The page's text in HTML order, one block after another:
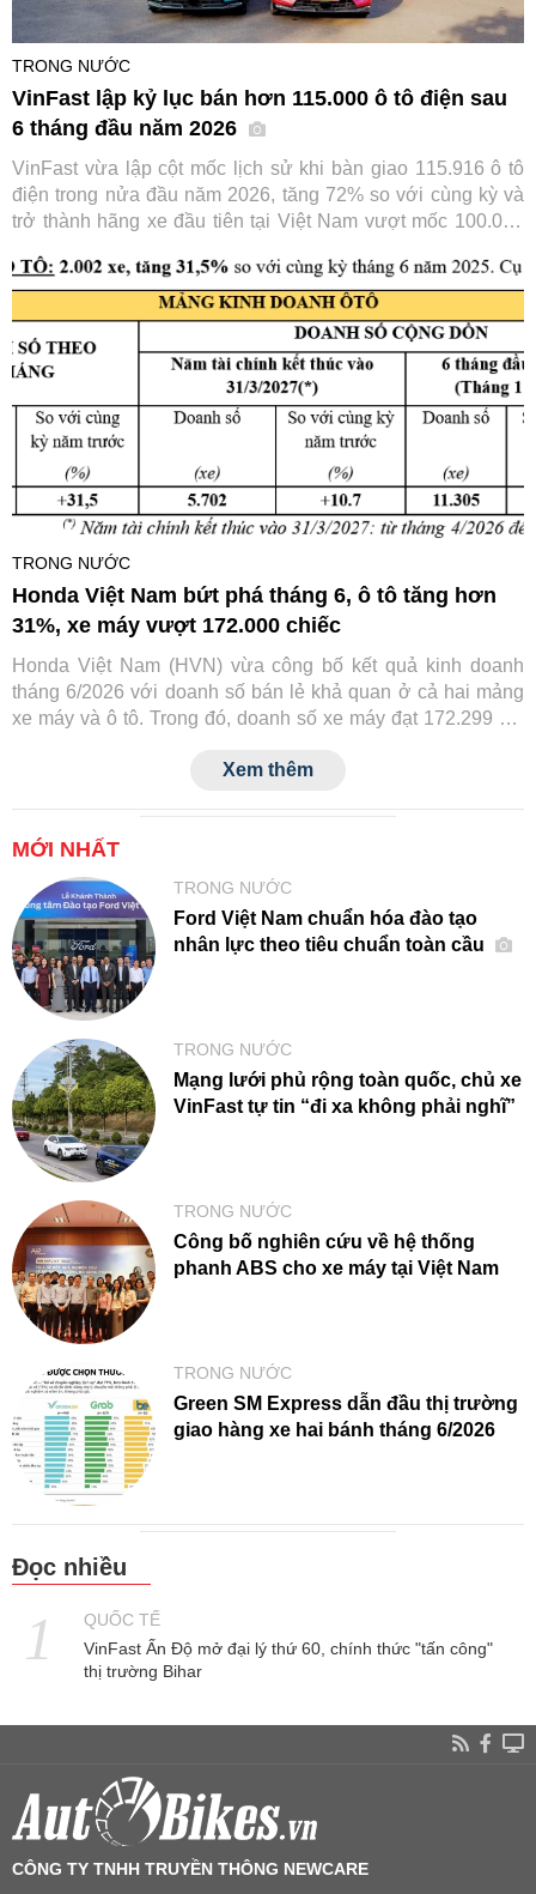
TRONG NƯỚC
VinFast lập kỷ lục bán hơn 115.000 ô tô điện sau
6 tháng đầu năm 2026
VinFast vừa lập cột mốc lịch sử khi bàn giao 115.916 ô tô
điện trong nửa đầu năm 2026, tăng 72% so với cùng kỳ và
trở thành hãng xe đầu tiên tại Việt Nam vượt mốc 100.000
số một của VinFast trên thị trường ô tô trong nước.
TRONG NƯỚC
Honda Việt Nam bứt phá tháng 6, ô tô tăng hơn
31%, xe máy vượt 172.000 chiếc
Honda Việt Nam (HVN) vừa công bố kết quả kinh doanh
tháng 6/2026 với doanh số bán lẻ khả quan ở cả hai mảng
xe máy và ô tô. Trong đó, doanh số xe máy đạt 172.299 xe,
Xem thêm
MỚI NHẤT
TRONG NƯỚC
Ford Việt Nam chuẩn hóa đào tạo
nhân lực theo tiêu chuẩn toàn cầu
TRONG NƯỚC
Mạng lưới phủ rộng toàn quốc, chủ xe
VinFast tự tin “đi xa không phải nghĩ”
TRONG NƯỚC
Công bố nghiên cứu về hệ thống
phanh ABS cho xe máy tại Việt Nam
TRONG NƯỚC
Green SM Express dẫn đầu thị trường
giao hàng xe hai bánh tháng 6/2026
Đọc nhiều
QUỐC TẾ
VinFast Ấn Độ mở đại lý thứ 60, chính thức "tấn công"
thị trường Bihar
CÔNG TY TNHH TRUYỀN THÔNG NEWCARE